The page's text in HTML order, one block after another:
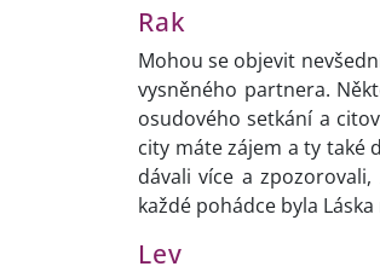
Rak
Mohou se objevit
vysněného partnera.
osudového setkání a
city máte zájem a ty také
dávali více a
každé pohádce byla
Lev